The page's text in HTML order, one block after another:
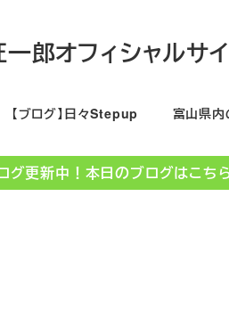
郎オフィシャルサ
【ブログ】日々Stepup 富山県
グ更新中！本日のブログはこち